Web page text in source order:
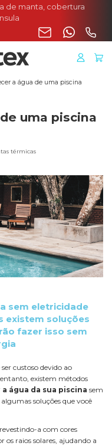
de manta, cobertura
a água de uma piscina
uma piscina
térmicas
sem eletricidade
existem soluções
fazer isso sem
ser custoso devido ao
existem métodos
água da sua piscina sem
soluções que você
, revestindo-a com cores
os raios solares, ajudando a